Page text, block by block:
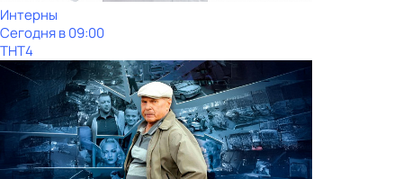
Интерны
Сегодня в 09:00
ТНТ4